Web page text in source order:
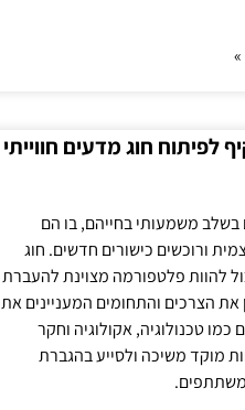
לפיתוח חוג מדעים חווייתי
בשלב משמעותי בחייהם, בו הם
ורוכשים כישורים חדשים. חוג
להוות פלטפורמה מצוינת להעברת
את הצרכים והתחומים המעניינים את
כמו טכנולוגיה, אקולוגיה וחקר
מוקד משיכה ולסייע בהגברת